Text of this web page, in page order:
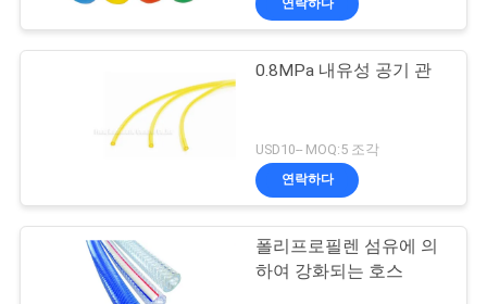
0.8MPa 내유성 공기 관
USD10-- MOQ:5 조각
연락하다
폴리프로필렌 섬유에 의
하여 강화되는 호스